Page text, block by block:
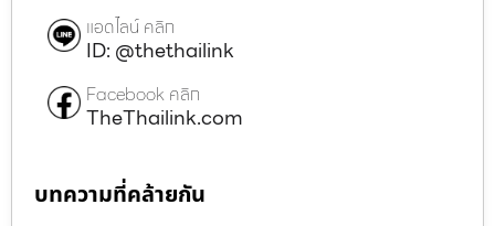
แอดไลน์ คลิก
ID: @thethailink
Facebook คลิก
TheThailink.com
บทความที่คล้ายกัน